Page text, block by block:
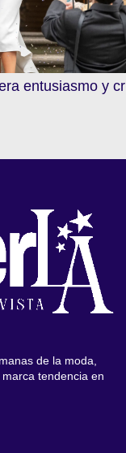
entusiasmo y
de la moda,
tendencia en